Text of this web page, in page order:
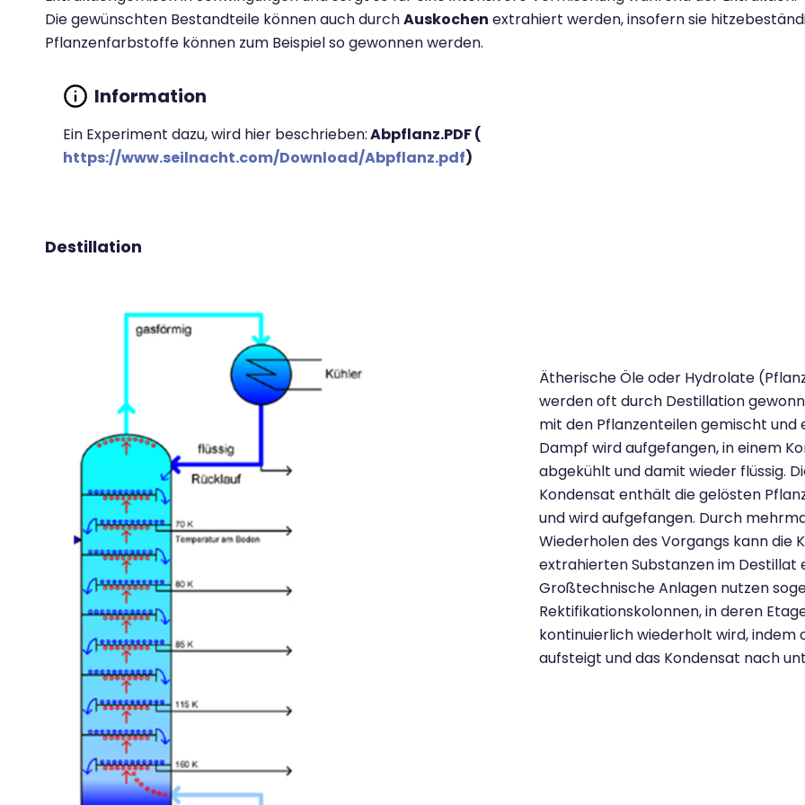
Die gewünschten Bestandteile können auch durchAuskochen extrahiert werden, insofern sie
Pflanzenfarbstoffe können zum Beispiel so gewonnen werden.
Ein Experiment dazu, wird hier beschrieben:Abpflanz.PDF (
https://www.seilnacht.com/Download/Abpflanz.pdf)
Destillation
Ätherische Öle oder Hydrolate
werden oft durch Destillation
mit den Pflanzenteilen gemischt und
Dampf wird aufgefangen, in einem
abgekühlt und damit wieder flüssig.
Kondensat enthält die gelösten
und wird aufgefangen. Durch
Wiederholen des Vorgangs kann die
extrahierten Substanzen im Destillat
Großtechnische Anlagen nutzen
Rektifikationskolonnen, in deren
kontinuierlich wiederholt wird, indem
aufsteigt und das Kondensat nach